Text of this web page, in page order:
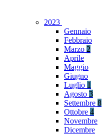
2023
Gennaio
Febbraio
Marzo 2
Aprile
Maggio
Giugno
Luglio 1
Agosto 3
Settembre 8
Ottobre 4
Novembre
Dicembre